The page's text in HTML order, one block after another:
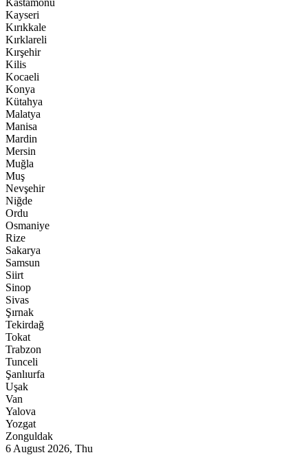
Kastamonu
Kayseri
Kırıkkale
Kırklareli
Kırşehir
Kilis
Kocaeli
Konya
Kütahya
Malatya
Manisa
Mardin
Mersin
Muğla
Muş
Nevşehir
Niğde
Ordu
Osmaniye
Rize
Sakarya
Samsun
Siirt
Sinop
Sivas
Şırnak
Tekirdağ
Tokat
Trabzon
Tunceli
Şanlıurfa
Uşak
Van
Yalova
Yozgat
Zonguldak
6 August 2026, Thu